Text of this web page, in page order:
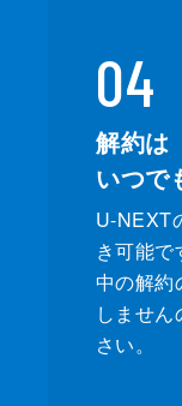
04
解約は
いつで
U-NEXT
き可能
中の解約
しませ
さい。